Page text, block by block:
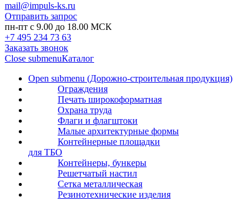
mail@impuls-ks.ru
Отправить запрос
пн-пт с 9.00 до 18.00 МСК
+7 495 234 73 63
Заказать звонок
Close submenuКаталог
Open submenu (Дорожно-строительная продукция)
Ограждения
Печать широкоформатная
Охрана труда
Флаги и флагштоки
Малые архитектурные формы
Контейнерные площадки
для ТБО
Контейнеры, бункеры
Решетчатый настил
Сетка металлическая
Резинотехнические изделия